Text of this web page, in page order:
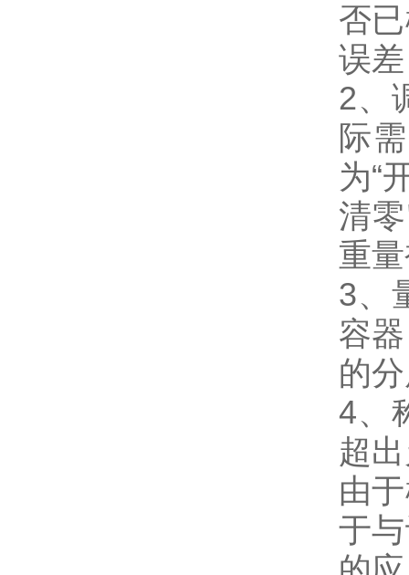
否
误
2、
际
为“
清
重
3、
容
的
4、
超
由
于